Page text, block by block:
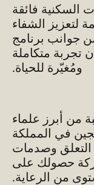
السكنية فائقة
لتعزيز الشفاء
جوانب برنامج
تجربة متكاملة
ومُغيّرة للحياة.
من أبرز علماء
في المملكة
التعلق وصدمات
حصولك على
من الرعاية.